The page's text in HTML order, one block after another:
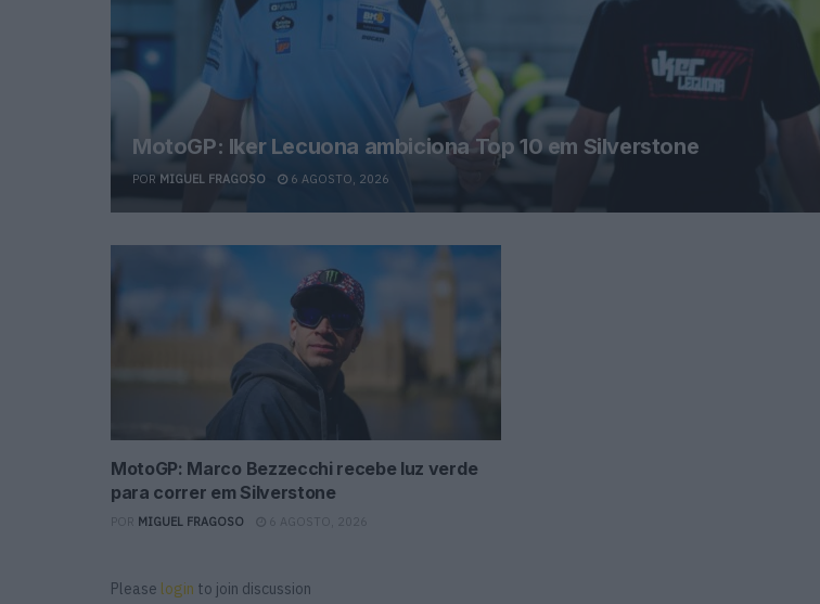
MotoGP: Iker Lecuona ambiciona Top 10 em Silverstone
POR MIGUEL FRAGOSO 6 AGOSTO, 2026
MotoGP: Marco Bezzecchi recebe luz verde
para correr em Silverstone
MIGUEL FRAGOSO 6 AGOSTO, 2026
Please login to join discussion